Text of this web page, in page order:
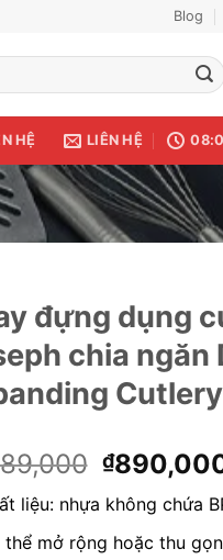
Blog
HỆ LIÊN HỆ
đựng dụng
chia ngăn
Giá
gốc
là:
₫
liệu: nhựa không chứa
thể mở rộng hoặc thu